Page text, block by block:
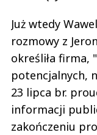
Już wtedy
rozmowy z
określiła firma,
potencjalnych,
23 lipca br.
informacji
zakończeniu